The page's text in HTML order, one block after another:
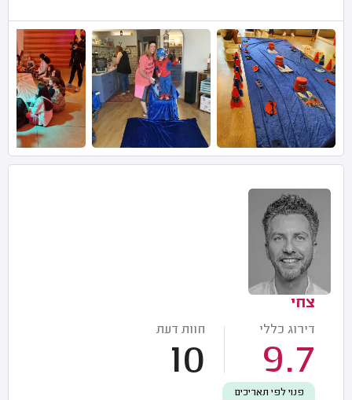
צחי
דירוג כללי
9.7
חוות דעת
10
פנוי לפי תאריכים